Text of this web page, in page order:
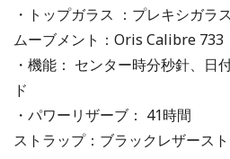
・トップガラス ：プレキシガラス
ムーブメント：Oris Calibre 733
・機能： センター時分秒針、日
ド
・パワーリザーブ： 41時間
ストラップ：ブラックレザース